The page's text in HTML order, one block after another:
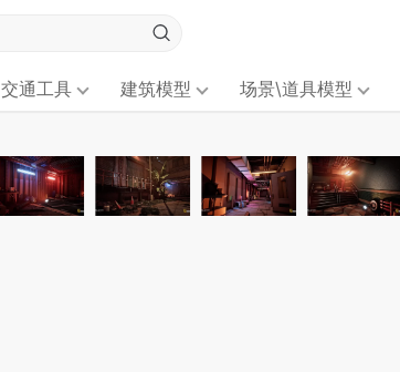
交通工具 建筑模型 场景\道具模型